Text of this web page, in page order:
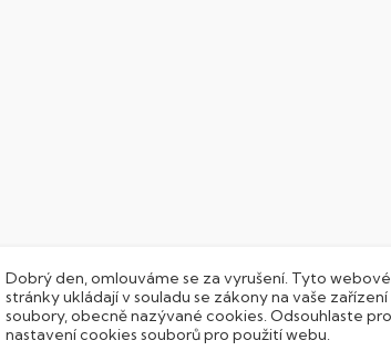
PARAMETRY PRODUKTU
Flash Disk o velikosti 32 GB. Praktická
Dobrý den, omlouváme se za vyrušení. Tyto webové
stránky ukládají v souladu se zákony na vaše zařízení
soubory, obecně nazývané cookies. Odsouhlaste
nastavení cookies souborů pro použití webu.